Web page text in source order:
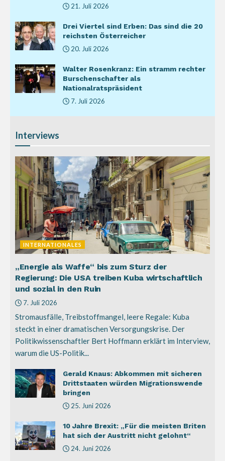
21. Juli 2026
Drei Viertel sind Erben: Das sind die 20
reichsten Österreicher
20. Juli 2026
Walter Rosenkranz: Ein stramm rechter
Burschenschafter als
Nationalratspräsident
7. Juli 2026
Interviews
INTERNATIONALES
„Energie als Waffe“ bis zum Sturz der
Regierung: Die USA treiben Kuba wirtschaftlich
und sozial in den Ruin
7. Juli 2026
Stromausfälle, Treibstoffmangel, leere Regale: Kuba
steckt in einer dramatischen Versorgungskrise. Der
Politikwissenschaftler Bert Hoffmann erklärt im Interview,
warum die US-Politik...
Gerald Knaus: Abkommen mit sicheren
Drittstaaten würden Migrationswende
bringen
25. Juni 2026
10 Jahre Brexit: „Für die meisten Briten
hat sich der Austritt nicht gelohnt“
24. Juni 2026